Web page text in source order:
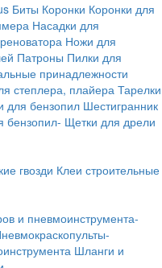
Биты Коронки Коронки для
Насадки для
Ножи для
Патроны Пилки для
принадлежности
степлера, плайера Тарелки
для бензопил Шестигранник
Щетки для дрели
гвозди Клеи строительные
и пневмоинструмента-
Шланги и